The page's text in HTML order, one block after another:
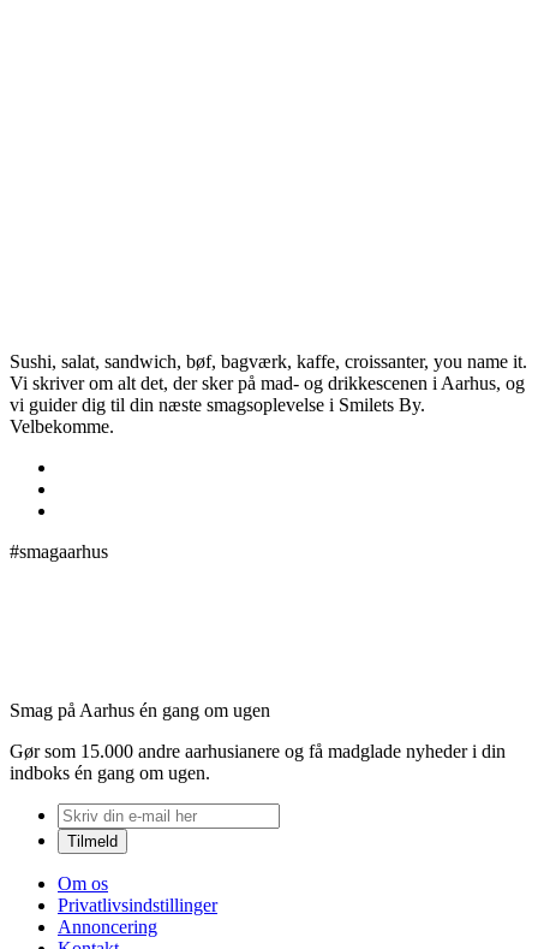
Sushi, salat, sandwich, bøf, bagværk, kaffe, croissanter, you name it.
Vi skriver om alt det, der sker på mad- og drikkescenen i Aarhus, og
vi guider dig til din næste smagsoplevelse i Smilets By.
Velbekomme.
#smagaarhus
Smag på Aarhus én gang om ugen
Gør som 15.000 andre aarhusianere og få madglade nyheder i din
indboks én gang om ugen.
Om os
Privatlivsindstillinger
Annoncering